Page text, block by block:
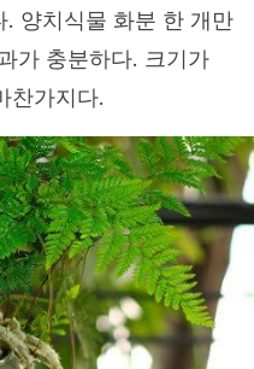
. 양치식물 화분 한 개만
가 충분하다. 크기가
찬가지다.